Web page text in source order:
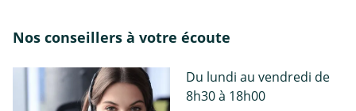
Nos conseillers à votre écoute
Du lundi au vendredi de
8h30 à 18h00